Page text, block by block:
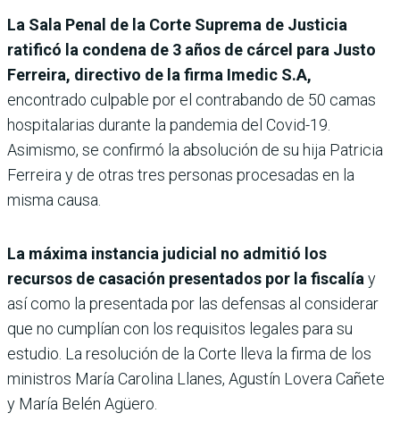
La Sala Penal de la Corte Suprema de Justicia
ratificó la condena de 3 años de cárcel para Justo
Ferreira, directivo de la firma Imedic S.A,
encontrado culpable por el contrabando de 50 camas
hospitalarias durante la pandemia del Covid-19.
Asimismo, se confirmó la absolución de su hija Patricia
Ferreira y de otras tres personas procesadas en la
misma causa.
La máxima instancia judicial no admitió los
recursos de casación presentados por la fiscalíay
así como la presentada por las defensas al considerar
que no cumplían con los requisitos legales para su
estudio. La resolución de la Corte lleva la firma de los
ministros María Carolina Llanes, Agustín Lovera Cañete
y María Belén Agüero.